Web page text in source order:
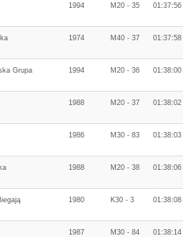
1994 M20 - 35 01:37:56
1974 M40 - 37 01:37:58
Grupa
1994 M20 - 36 01:38:00
1988 M20 - 37 01:38:02
1986 M30 - 83 01:38:03
1988 M20 - 38 01:38:06
1980 K30 - 3 01:38:08
1987 M30 - 84 01:38:14